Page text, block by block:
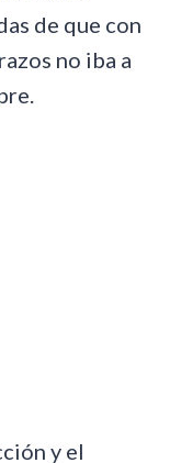
de que con
no iba a
y el